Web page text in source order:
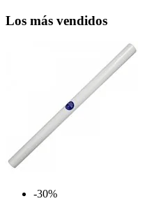
Los más vendidos
-30%